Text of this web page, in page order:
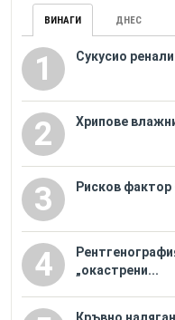
ВИНАГИ ДНЕС
1 Сукусио
2 Хрипове
3 Рисков
4
„окастрени...